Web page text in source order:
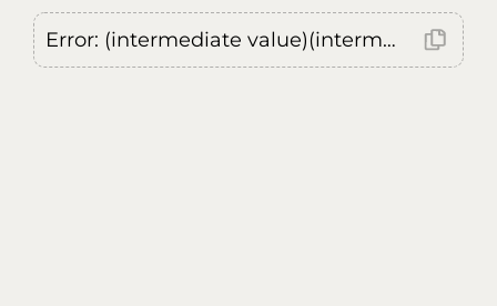
Error: (intermediate value)(intermediate value)(intermediate value).replaceAll is not a function